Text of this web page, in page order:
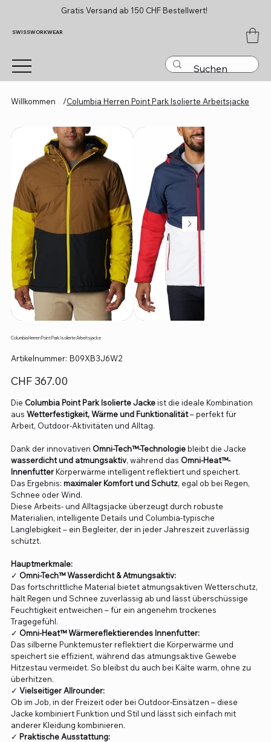
Gratis Versand ab 150 CHF Bestellwert!
SWISSWORKWEAR
Willkommen /Columbia Herren Point Park Isolierte Arbeitsjacke
Columbia Herren Point Park Isolierte Arbeitsjacke
Artikelnummer: Artikelnummer:
‎B09XB3J6W2
‎B09XB3J6W2
Preis
CHF 367.00
Die Columbia Point Park Isolierte Jackeist die ideale Kombination
aus Wetterfestigkeit, Wärme und Funktionalität– perfekt für
Arbeit, Outdoor-Aktivitäten und Alltag.
Dank der innovativen Omni-Tech™-Technologiebleibt die Jacke
wasserdicht und atmungsaktiv, während das Omni-Heat™-
InnenfutterKörperwärme intelligent reflektiert und speichert.
Das Ergebnis: maximaler Komfort und Schutz, egal ob bei Regen,
Schnee oder Wind.
Diese Arbeits- und Alltagsjacke überzeugt durch robuste
Materialien, intelligente Details und Columbia-typische
Langlebigkeit – ein Begleiter, der in jeder Jahreszeit zuverlässig
schützt.
Hauptmerkmale:
✓ Omni-Tech™ Wasserdicht & Atmungsaktiv:
Das fortschrittliche Material bietet atmungsaktiven Wetterschutz,
hält Regen und Schnee zuverlässig ab und lässt überschüssige
Feuchtigkeit entweichen – für ein angenehm trockenes
Tragegefühl.
✓ Omni-Heat™ Wärmereflektierendes Innenfutter:
Das silberne Punktemuster reflektiert die Körperwärme und
speichert sie effizient, während das atmungsaktive Gewebe
Hitzestau vermeidet. So bleibst du auch bei Kälte warm, ohne zu
überhitzen.
✓ Vielseitiger Allrounder:
Ob im Job, in der Freizeit oder bei Outdoor-Einsätzen – diese
Jacke kombiniert Funktion und Stil und lässt sich einfach mit
anderer Kleidung kombinieren.
✓ Praktische Ausstattung: